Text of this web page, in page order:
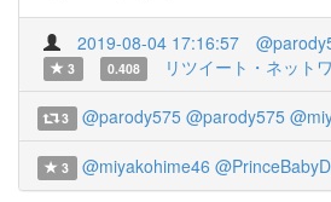
2019-08-04 17:16:57
3
0.408 リツイート・ネット
3 @parody575 @parody575
3 @miyakohime46